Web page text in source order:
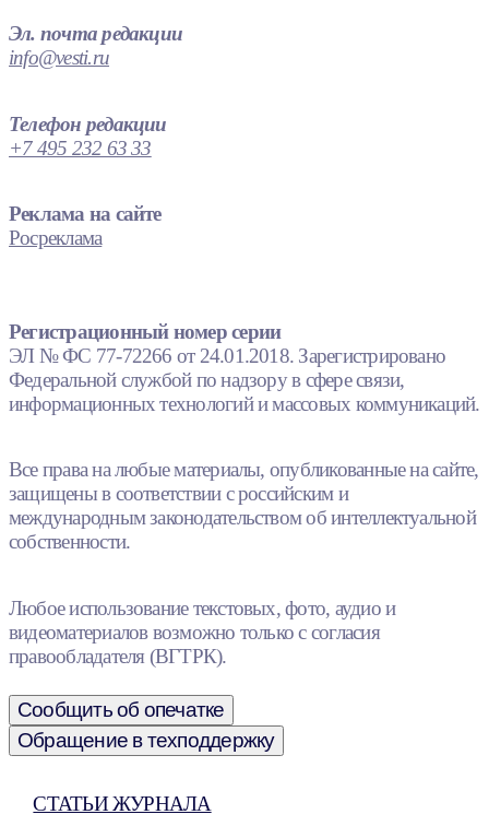
Эл. почта редакции
info@vesti.ru
Телефон редакции
+7 495 232 63 33
Реклама на сайте
Росреклама
Регистрационный номер серии
ЭЛ № ФС 77-72266 от 24.01.2018. Зарегистрировано
Федеральной службой по надзору в сфере связи,
информационных технологий и массовых коммуникаций.
Все права на любые материалы, опубликованные на сайте,
защищены в соответствии с российским и
международным законодательством об интеллектуальной
собственности.
Любое использование текстовых, фото, аудио и
видеоматериалов возможно только с согласия
правообладателя (ВГТРК).
Сообщить об опечатке
Обращение в техподдержку
СТАТЬИ ЖУРНАЛА